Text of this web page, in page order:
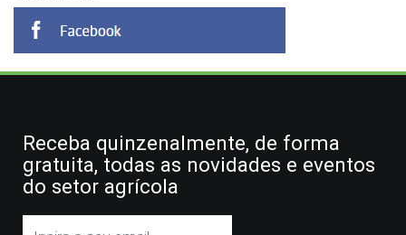
Receba quinzenalmente, de forma
gratuita, todas as novidades e eventos
do setor agrícola